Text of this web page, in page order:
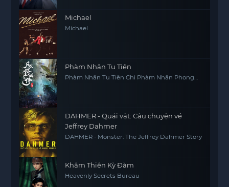
Michael
Michael
Phàm Nhân Tu Tiên
Phàm Nhân Tu Tiên Chi Phàm Nhân Phong
DAHMER - Quái vật: Câu chuyện về
Jeffrey Dahmer
DAHMER - Monster: The Jeffrey Dahmer Story
Khâm Thiên Kỳ Đàm
Heavenly Secrets Bureau